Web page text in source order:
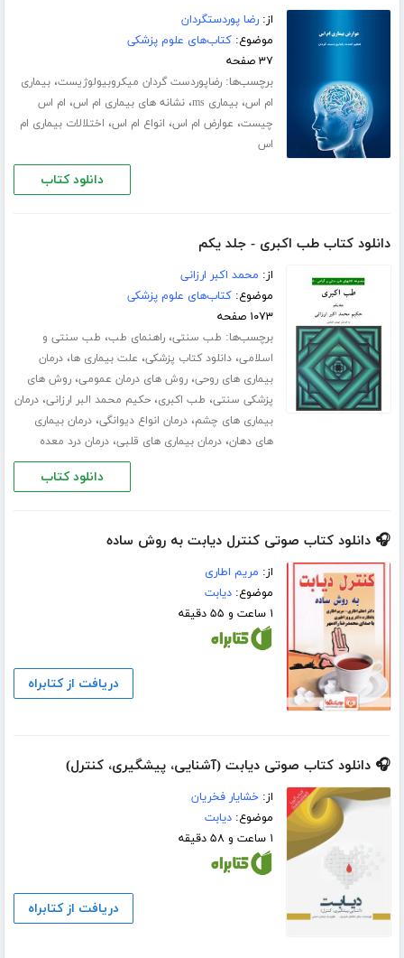
از:رضا پوردستگردان
موضوع:کتاب‌های علوم پزشکی
۳۷ صفحه
برچسب‌ها:رضاپوردست گردان میکروبیولوژیست،بیماری
ام اس،بیماری ms ،نشانه های بیماری ام اس، ام اس
چیست، عوارض ام اس، انواع ام اس، اختلالات بیماری ام
اس
دانلود کتاب
دانلود کتاب طب اکبری - جلد یکم
از: محمد اکبر ارزانی
موضوع:کتاب‌های علوم پزشکی
۱۰۷۳ صفحه
برچسب‌ها: طب سنتی،راهنمای طب، طب سنتی و
اسلامی،دانلود کتاب پزشکی، علت بیماری ها،درمان
بیماری های روحی،روش های درمان عمومی،روش های
پزشکی سنتی، طب اکبری،حکیم محمد البر ارزانی،درمان
بیماری های چشم،درمان انواع دیوانگی،درمان بیماری
های دهان،درمان بیماری های قلبی،درمان درد معده
دانلود کتاب
🎧 دانلود کتاب صوتی کنترل دیابت به روش ساده
از: مریم اطاری
موضوع:دیابت
۱ ساعت و ۵۵ دقیقه
دریافت از کتابراه
🎧 دانلود کتاب صوتی دیابت (آشنایی، پیشگیری، کنترل)
از:خشایار فخریان
موضوع:دیابت
۱ ساعت و ۵۸ دقیقه
دریافت از کتابراه